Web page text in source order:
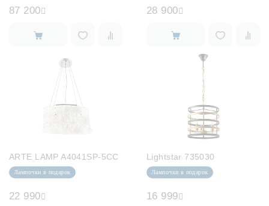
87 200 28 900
ARTE LAMP A4041SP-5CC
Лампочки в подарок
22 990
Lightstar 735030
Лампочки в подарок
16 999